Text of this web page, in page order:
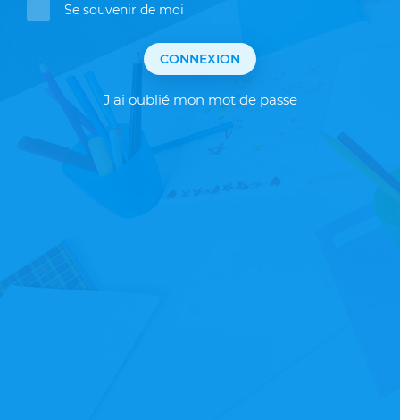
Se souvenir de moi
CONNEXION
J'ai oublié mon mot de passe